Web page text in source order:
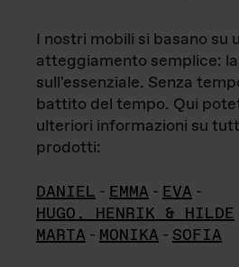
I nostri mobili si basano su
atteggiamento semplice:
sull'essenziale. Senza
battito del tempo. Qui
ulteriori informazioni su
prodotti:
DANIEL - EMMA - EVA -
HUGO, HENRIK & HILDE
MARTA - MONIKA - SOFIA